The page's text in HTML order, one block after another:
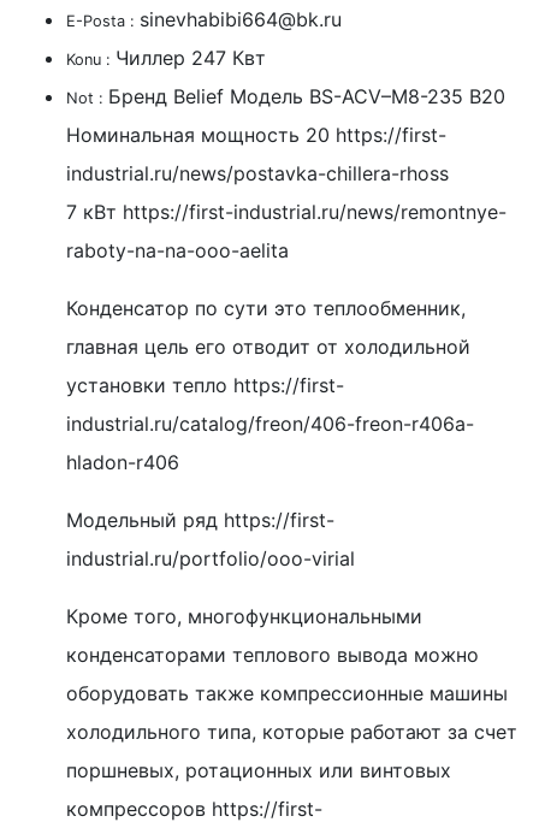
E-Posta : sinevhabibi664@bk.ru
Konu : Чиллер 247 Квт
Not : Бренд Belief Модель BS-ACV–M8-235 B20
Номинальная мощность 20 https://first-
industrial.ru/news/postavka-chillera-rhoss
7 кВт https://first-industrial.ru/news/remontnye-
raboty-na-na-ooo-aelita
Конденсатор по сути это теплообменник,
главная цель его отводит от холодильной
установки тепло https://first-
industrial.ru/catalog/freon/406-freon-r406a-
hladon-r406
Модельный ряд https://first-
industrial.ru/portfolio/ooo-virial
Кроме того, многофункциональными
конденсаторами теплового вывода можно
оборудовать также компрессионные машины
холодильного типа, которые работают за счет
поршневых, ротационных или винтовых
компрессоров https://first-